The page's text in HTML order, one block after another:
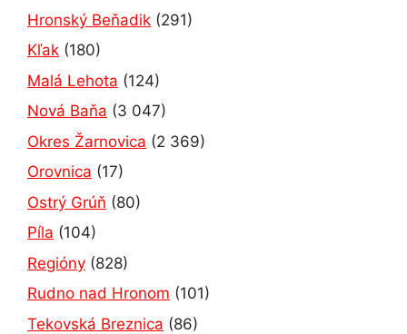
Hronský Beňadik (291)
Kľak (180)
Malá Lehota (124)
Nová Baňa (3 047)
Okres Žarnovica (2 369)
Orovnica (17)
Ostrý Grúň (80)
Píla (104)
Regióny (828)
Rudno nad Hronom (101)
Tekovská Breznica (86)